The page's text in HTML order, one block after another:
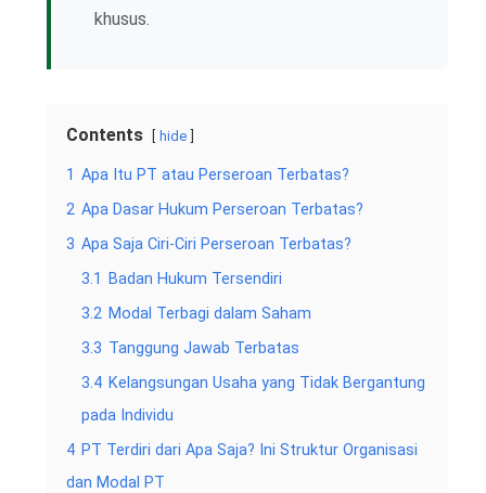
khusus.
Contents hide
1 Apa Itu PT atau Perseroan Terbatas?
2 Apa Dasar Hukum Perseroan Terbatas?
3 Apa Saja Ciri-Ciri Perseroan Terbatas?
3.1
Badan Hukum Tersendiri
3.2 Modal Terbagi dalam Saham
3.3 Tanggung Jawab Terbatas
3.4 Kelangsungan Usaha yang Tidak Bergantung
pada Individu
4 PT Terdiri dari Apa Saja? Ini Struktur Organisasi
dan Modal PT